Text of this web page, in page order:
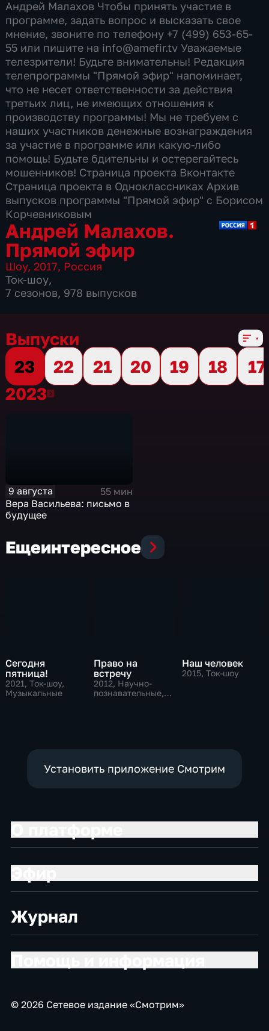
Андрей Малахов Чтобы принять участие в
программе, задать вопрос и высказать свое
мнение, звоните по телефону +7 (499) 653-65-
55 или пишите на info@amefir.tv Уважаемые
телезрители! Будьте внимательны! Редакция
телепрограммы "Прямой эфир" напоминает,
что не несет ответственности за действия
третьих лиц, не имеющих отношения к
производству программы! Мы не требуем с
наших участников денежные вознаграждения
за участие в программе или какую-либо
помощь! Будьте бдительны и остерегайтесь
мошенников! Страница проекта Вконтакте
Страница проекта в Одноклассниках Архив
выпусков программы "Прямой эфир" с Борисом
Корчевниковым
Андрей Малахов.
Прямой эфир
Шоу,2017, Россия
Ток-шоу,
7 сезонов, 978 выпусков
Выпуски
23
22 21 20 19 18
17
20232023
9 августа
55 мин
Вера Васильева: письмо в
будущее
Ещеинтересное
Сегодня
пятница!
2021, Ток-шоу,
Музыкальные
Право на
встречу
2012, Научно-
познавательные,
Наш человек
2015, Ток-шоу
Установить приложение Смотрим
Журнал
© 2026 Сетевое издание «Смотрим»